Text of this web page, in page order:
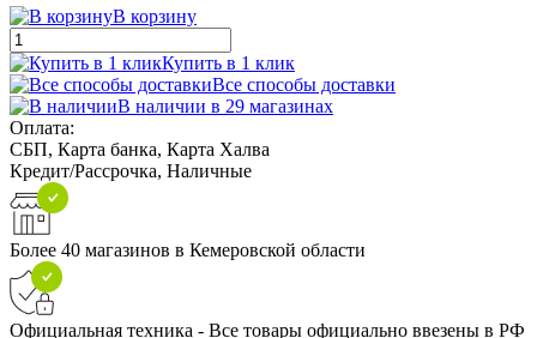
В корзину
Купить в 1 клик
Все способы доставки
В наличии в 29 магазинах
Оплата:
СБП, Карта банка, Карта Халва
Кредит/Рассрочка, Наличные
Более 40 магазинов в Кемеровской области
Официальная техника - Все товары официально ввезены в РФ